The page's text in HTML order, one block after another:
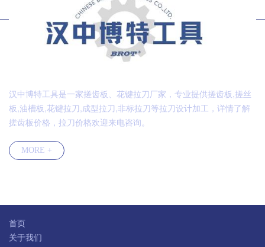
汉中博特工具是一家搓齿板、花键拉刀厂家，专业提供搓齿板,搓丝
板,油槽板,花键拉刀,成型拉刀,非标拉刀等拉刀设计加工，详情了解
搓齿板价格，拉刀价格欢迎来电咨询。
MORE +
首页
关于我们